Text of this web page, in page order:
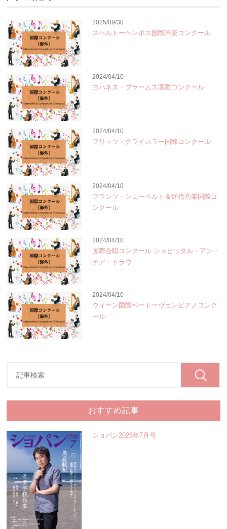
2025/09/30
スヘルトーヘンボス国際声楽コンクール
2024/04/10
ヨハネス・ブラームス国際コンクール
2024/04/10
フリッツ・クライスラー国際コンクール
2024/04/10
フランツ・シューベルト＆近代音楽国際コ
ンクール
2024/04/10
国際合唱コンクール シュピッタル・アン・
デア・ドラウ
2024/04/10
ウィーン国際ベートーヴェンピアノコンク
ール
おすすめ記事
ショパン2026年7月号